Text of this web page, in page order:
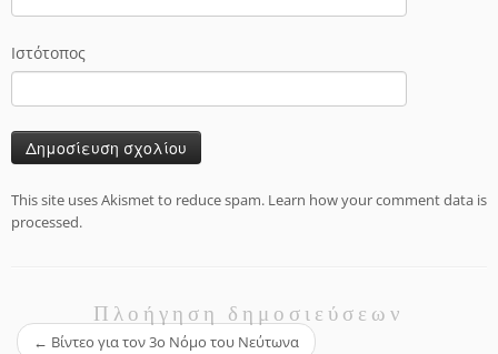
Ιστότοπος
This site uses Akismet to reduce spam. Learn how your comment data is
processed.
Πλοήγηση δημοσιεύσεων
← Βίντεο για τον 3ο Νόμο του Νεύτωνα